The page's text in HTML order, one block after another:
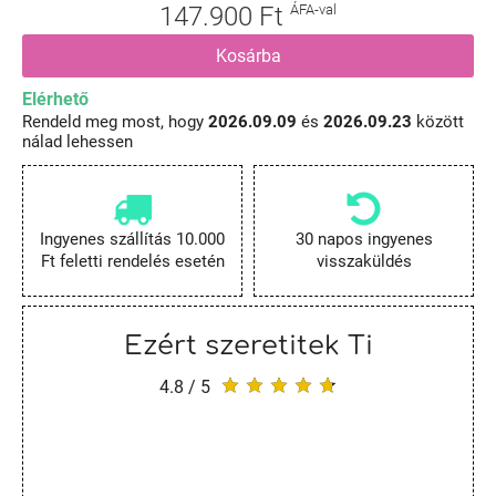
147.900 Ft ÁFA-val
Kosárba
Elérhető
Rendeld meg most, hogy 2026.09.09 és 2026.09.23 között
nálad lehessen
Ingyenes szállítás 10.000
Ft feletti rendelés esetén
30 napos ingyenes
visszaküldés
Ezért szeretitek Ti
4.8 / 5